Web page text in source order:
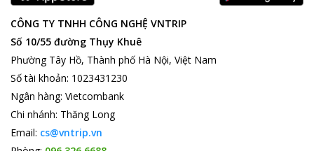
CÔNG TY TNHH CÔNG NGHỆ VNTRIP
Số 10/55 đường Thụy Khuê
Phường Tây Hồ, Thành phố Hà Nội, Việt Nam
Số tài khoản: 1023431230
Ngân hàng: Vietcombank
Chi nhánh: Thăng Long
Email: cs@vntrip.vn